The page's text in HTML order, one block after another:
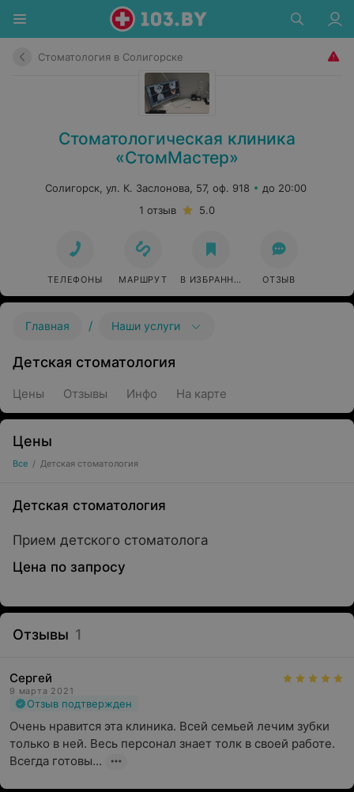
Стоматология в Солигорске
Стоматологическая клиника
«СтомМастер»
Солигорск, ул. К. Заслонова, 57, оф. 918
до 20:00
1 отзыв
5.0
ТЕЛЕФОНЫ МАРШРУТ В ИЗБРАННОЕ ОТЗЫВ
Главная / Наши услуги
Детская стоматология
Цены Отзывы Инфо На карте
Цены
Все / Детская стоматология
Детская стоматология
Прием детского стоматолога
Цена по запросу
Отзывы 1
Сергей
9 марта 2021
Отзыв подтвержден
Очень нравится эта клиника. Всей семьей лечим зубки
только в ней. Весь персонал знает толк в своей работе.
Всегда готовы...